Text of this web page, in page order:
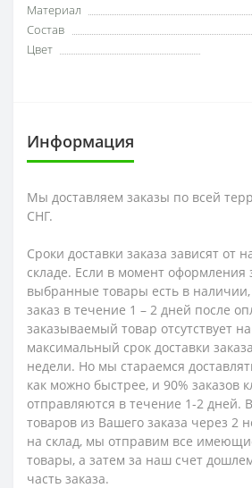
Материал
Состав
Цвет
Информация
Мы доставляем заказы по всей
СНГ.
Сроки доставки заказа зависят от
складе. Если в момент оформления
выбранные товары есть в
заказ в течение 1 – 2 дней после
заказываемый товар отсутствует
максимальный срок доставки
недели. Но мы стараемся
как можно быстрее, и 90% заказов
отправляются в течение 1-2 дней.
товаров из Вашего заказа через 2
на склад, мы отправим все
товары, а затем за наш счет
часть заказа.